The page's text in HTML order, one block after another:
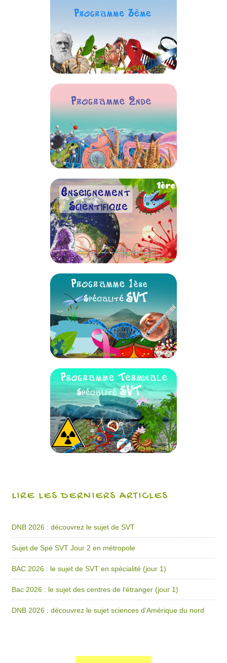
LIRE LES DERNIERS ARTICLES
DNB 2026 : découvrez le sujet de SVT
Sujet de Spé SVT Jour 2 en métropole
BAC 2026 : le sujet de SVT en spécialité (jour 1)
Bac 2026 : le sujet des centres de l’étranger (jour 1)
DNB 2026 : découvrez le sujet sciences d’Amérique du nord